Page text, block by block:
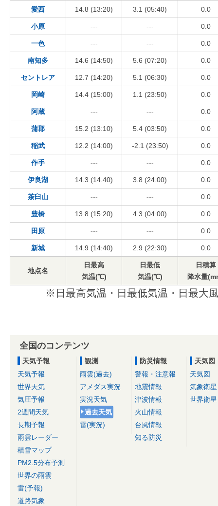
愛西 14.8 (13:20) 3.1 (05:40) 0.0
小原 --- --- 0.0
一色 --- --- 0.0
南知多 14.6 (14:50) 5.6 (07:20) 0.0
セントレア 12.7 (14:20) 5.1 (06:30) 0.0
岡崎 14.4 (15:00) 1.1 (23:50) 0.0
阿蔵 --- --- 0.0
蒲郡 15.2 (13:10) 5.4 (03:50) 0.0
稲武 12.2 (14:00) -2.1 (23:50) 0.0
作手 --- --- 0.0
伊良湖 14.3 (14:40) 3.8 (24:00) 0.0
茶臼山 --- --- 0.0
豊橋 13.8 (15:20) 4.3 (04:00) 0.0
田原 --- --- 0.0
新城 14.9 (14:40) 2.9 (22:30) 0.0
地点名
日最高
気温(℃)
日最低
気温(℃)
日積算
降水量
※日最高気温・日最低気温・日最大
全国のコンテンツ
天気予報
天気予報
世界天気
気圧予報
2週間天気
長期予報
雨雲レーダー
積雪マップ
PM2.5分布予測
世界の雨雲
雷(予報)
道路気象
観測
雨雲(過去)
アメダス実況
実況天気
過去天気
雷(実況)
防災情報
警報・注意報
地震情報
津波情報
火山情報
台風情報
知る防災
天気図
天気図
気象衛星
世界衛星